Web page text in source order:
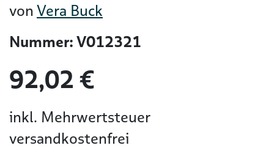
vonVera Buck
Nummer: V012321
92,02 €
inkl. Mehrwertsteuer
versandkostenfrei